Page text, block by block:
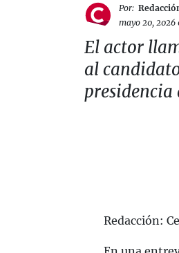
Por:
mayo 20, 2026
El actor
al
presidencia
Redacción: